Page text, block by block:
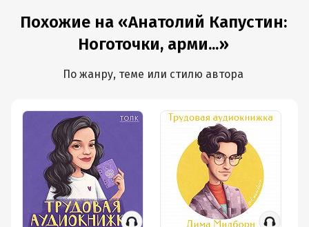
Похожие на «Анатолий Капустин:
Ноготочки, арми...»
По жанру, теме или стилю автора